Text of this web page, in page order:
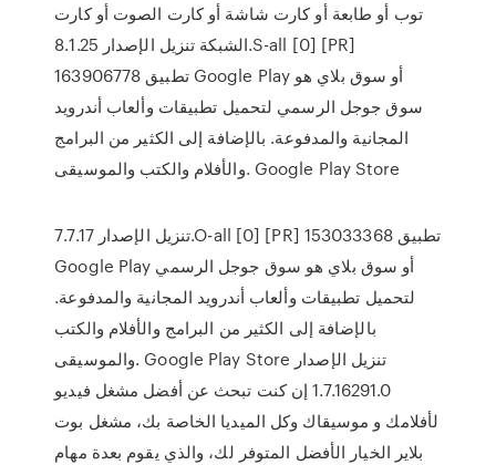
توب أو طابعة أو كارت شاشة أو كارت الصوت أو كارت
الشبكة تنزيل الإصدار 8.1.25.S-all [0] [PR]
163906778 تطبيق Google Play أو سوق بلاي هو
سوق جوجل الرسمي لتحميل تطبيقات وألعاب أندرويد
المجانية والمدفوعة. بالإضافة إلى الكثير من البرامج
والأفلام والكتب والموسيقى. Google Play Store
تنزيل الإصدار 7.7.17.O-all [0] [PR] 153033368 تطبيق
Google Play أو سوق بلاي هو سوق جوجل الرسمي
لتحميل تطبيقات وألعاب أندرويد المجانية والمدفوعة.
بالإضافة إلى الكثير من البرامج والأفلام والكتب
والموسيقى. Google Play Store تنزيل الإصدار
1.7.16291.0 إن كنت تبحث عن أفضل مشغل فيديو
لأفلامك و موسيقاك وكل الميديا الخاصة بك، مشغل بوت
بلاير الخيار الأفضل المتوفر لك، والذي يقوم بعدة مهام